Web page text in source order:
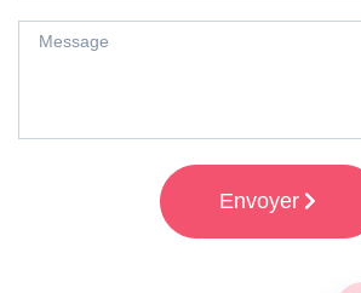
Envoyer